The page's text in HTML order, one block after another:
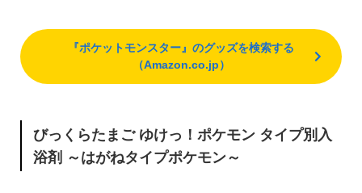
『ポケットモンスター』のグッズを検索する
（Amazon.co.jp）
びっくらたまご ゆけっ！ポケモン タイプ別入
浴剤 ～はがねタイプポケモン～